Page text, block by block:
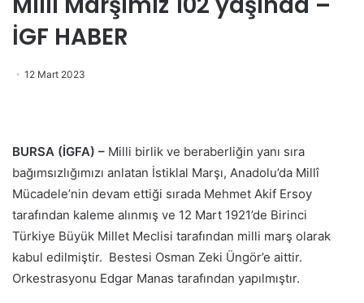
İGF HABER
12 Mart 2023
BURSA (İGFA) – Milli birlik ve beraberliğin yanı sıra
bağımsızlığımızı anlatan İstiklal Marşı, Anadolu’da Millî
Mücadele’nin devam ettiği sırada Mehmet Akif Ersoy
tarafından kaleme alınmış ve 12 Mart 1921’de Birinci
Türkiye Büyük Millet Meclisi tarafından milli marş olarak
kabul edilmiştir. Bestesi Osman Zeki Üngör’e aittir.
Orkestrasyonu Edgar Manas tarafından yapılmıştır.